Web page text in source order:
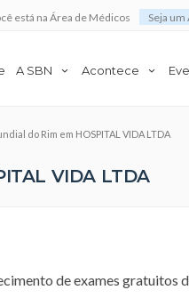
está na Área de Médicos Seja
A SBN Acontece
do Rim em HOSPITAL VIDA LTDA
VIDA LTDA
de exames gratuitos